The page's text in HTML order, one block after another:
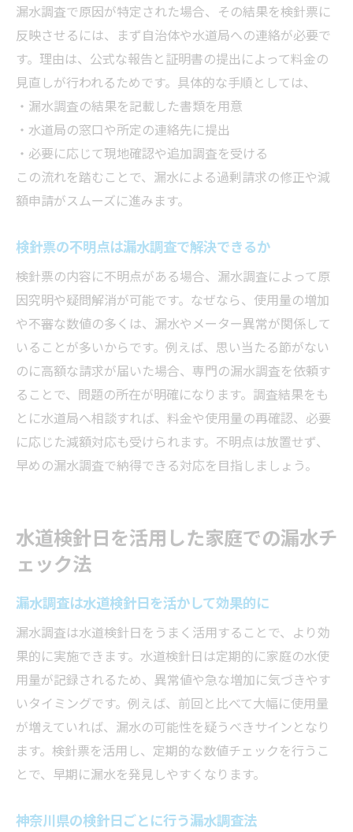
漏水調査で原因が特定された場合、その結果を検針票に
反映させるには、まず自治体や水道局への連絡が必要で
す。理由は、公式な報告と証明書の提出によって料金の
見直しが行われるためです。具体的な手順としては、
・漏水調査の結果を記載した書類を用意
・水道局の窓口や所定の連絡先に提出
・必要に応じて現地確認や追加調査を受ける
この流れを踏むことで、漏水による過剰請求の修正や減
額申請がスムーズに進みます。
検針票の不明点は漏水調査で解決できるか
検針票の内容に不明点がある場合、漏水調査によって原
因究明や疑問解消が可能です。なぜなら、使用量の増加
や不審な数値の多くは、漏水やメーター異常が関係して
いることが多いからです。例えば、思い当たる節がない
のに高額な請求が届いた場合、専門の漏水調査を依頼す
ることで、問題の所在が明確になります。調査結果をも
とに水道局へ相談すれば、料金や使用量の再確認、必要
に応じた減額対応も受けられます。不明点は放置せず、
早めの漏水調査で納得できる対応を目指しましょう。
水道検針日を活用した家庭での漏水チ
ェック法
漏水調査は水道検針日を活かして効果的に
漏水調査は水道検針日をうまく活用することで、より効
果的に実施できます。水道検針日は定期的に家庭の水使
用量が記録されるため、異常値や急な増加に気づきやす
いタイミングです。例えば、前回と比べて大幅に使用量
が増えていれば、漏水の可能性を疑うべきサインとなり
ます。検針票を活用し、定期的な数値チェックを行うこ
とで、早期に漏水を発見しやすくなります。
神奈川県の検針日ごとに行う漏水調査法